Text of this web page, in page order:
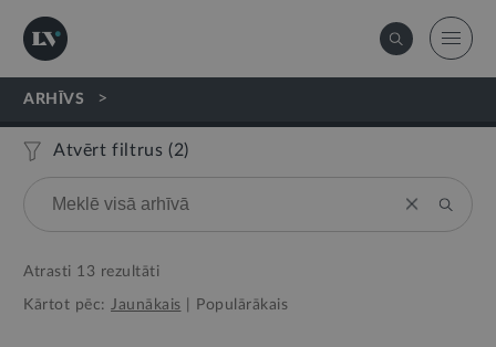
ARHĪVS >
Atvērt filtrus (2)
Atrasti 13 rezultāti
Kārtot pēc: Jaunākais Populārākais